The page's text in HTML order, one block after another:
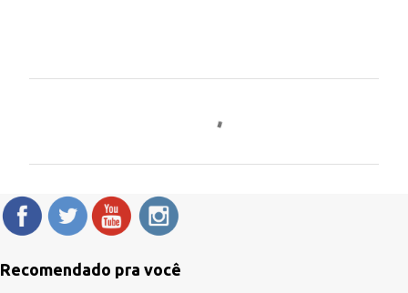
n
t
Recomendado pra você